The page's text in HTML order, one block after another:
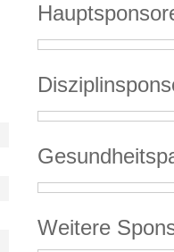
Weitere